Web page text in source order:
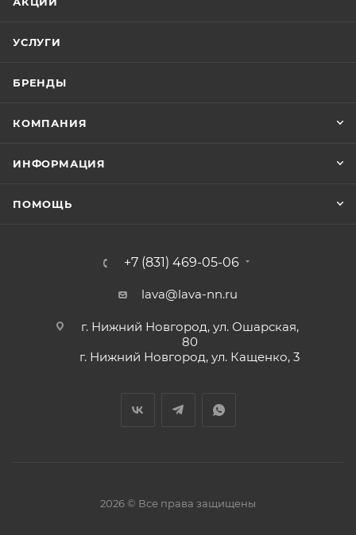
УСЛУГИ
БРЕНДЫ
КОМПАНИЯ
ИНФОРМАЦИЯ
ПОМОЩЬ
+7 (831) 469-05-06
lava@lava-nn.ru
г. Нижний Новгород, ул. Ошарская,
80
г. Нижний Новгород, ул. Кащенко, 3
2026 © Все права защищены